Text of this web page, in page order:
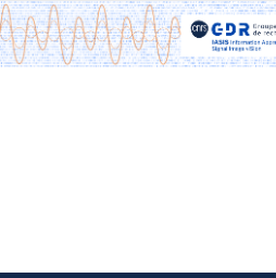
Passer
vers
le